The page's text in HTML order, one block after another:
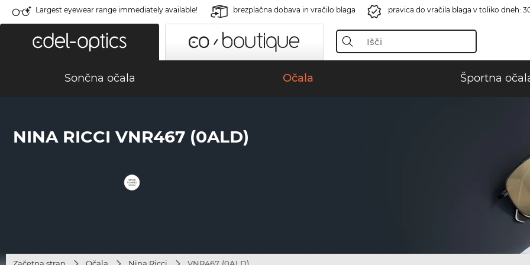
Largest eyewear range immediately available! brezplačna dobava in vračilo blaga pravica do vračila blaga v toliko dneh:
Sončna očala Očala Športna
NINA RICCI VNR467 (0ALD)